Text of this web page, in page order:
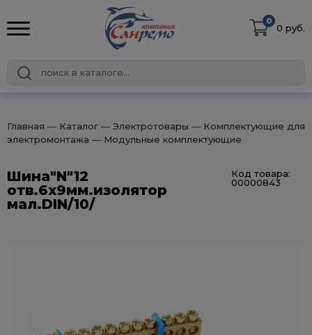
0
0 руб.
Главная ― Каталог ― Электротовары ― Комплектующие для
электромонтажа ― Модульные комплектующие
Шина"N"12
отв.6х9мм.изолятор
мал.DIN/10/
Код товара:
00000843